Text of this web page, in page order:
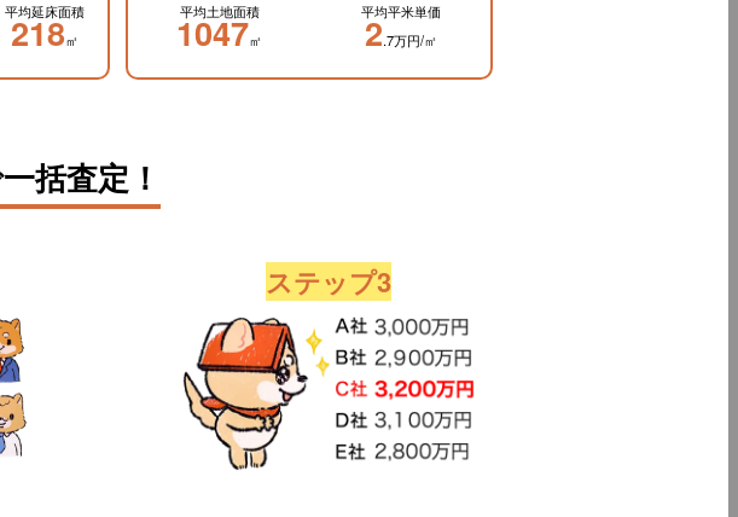
平均延床面積
218㎡
平均土地面積
1047㎡
平均平米単価
2.7万円/㎡
括査定！
ステップ3